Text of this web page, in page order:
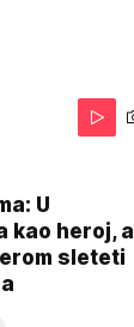
U
kao heroj, a
sleteti